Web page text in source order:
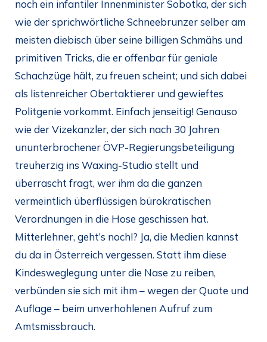
noch ein infantiler Innenminister Sobotka, der sich
wie der sprichwörtliche Schneebrunzer selber am
meisten diebisch über seine billigen Schmähs und
primitiven Tricks, die er offenbar für geniale
Schachzüge hält, zu freuen scheint; und sich dabei
als listenreicher Obertaktierer und gewieftes
Politgenie vorkommt. Einfach jenseitig! Genauso
wie der Vizekanzler, der sich nach 30 Jahren
ununterbrochener ÖVP-Regierungsbeteiligung
treuherzig ins Waxing-Studio stellt und
überrascht fragt, wer ihm da die ganzen
vermeintlich überflüssigen bürokratischen
Verordnungen in die Hose geschissen hat.
Mitterlehner, geht’s noch!? Ja, die Medien kannst
du da in Österreich vergessen. Statt ihm diese
Kindesweglegung unter die Nase zu reiben,
verbünden sie sich mit ihm – wegen der Quote und
Auflage – beim unverhohlenen Aufruf zum
Amtsmissbrauch.